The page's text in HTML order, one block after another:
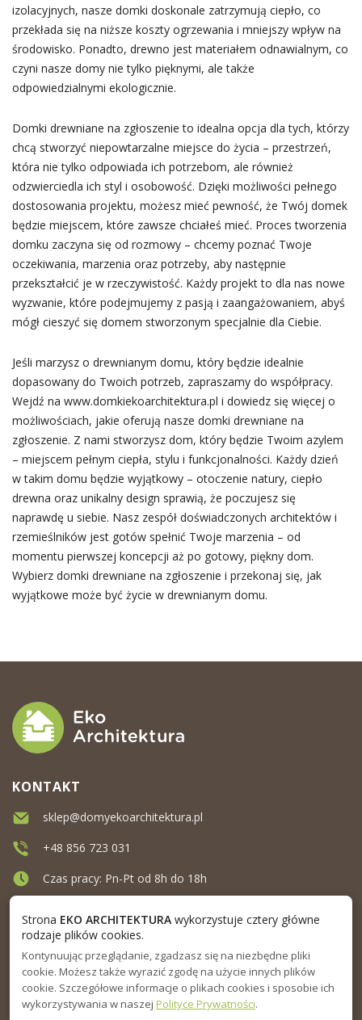
izolacyjnych, nasze domki doskonale zatrzymują ciepło, co
przekłada się na niższe koszty ogrzewania i mniejszy wpływ na
środowisko. Ponadto, drewno jest materiałem odnawialnym, co
czyni nasze domy nie tylko pięknymi, ale także
odpowiedzialnymi ekologicznie.
Domki drewniane na zgłoszenie to idealna opcja dla tych, którzy
chcą stworzyć niepowtarzalne miejsce do życia – przestrzeń,
która nie tylko odpowiada ich potrzebom, ale również
odzwierciedla ich styl i osobowość. Dzięki możliwości pełnego
dostosowania projektu, możesz mieć pewność, że Twój domek
będzie miejscem, które zawsze chciałeś mieć. Proces tworzenia
domku zaczyna się od rozmowy – chcemy poznać Twoje
oczekiwania, marzenia oraz potrzeby, aby następnie
przekształcić je w rzeczywistość. Każdy projekt to dla nas nowe
wyzwanie, które podejmujemy z pasją i zaangażowaniem, abyś
mógł cieszyć się domem stworzonym specjalnie dla Ciebie.
Jeśli marzysz o drewnianym domu, który będzie idealnie
dopasowany do Twoich potrzeb, zapraszamy do współpracy.
Wejdź na www.domkiekoarchitektura.pl i dowiedz się więcej o
możliwościach, jakie oferują nasze domki drewniane na
zgłoszenie. Z nami stworzysz dom, który będzie Twoim azylem
– miejscem pełnym ciepła, stylu i funkcjonalności. Każdy dzień
w takim domu będzie wyjątkowy – otoczenie natury, ciepło
drewna oraz unikalny design sprawią, że poczujesz się
naprawdę u siebie. Nasz zespół doświadczonych architektów i
rzemieślników jest gotów spełnić Twoje marzenia – od
momentu pierwszej koncepcji aż po gotowy, piękny dom.
Wybierz domki drewniane na zgłoszenie i przekonaj się, jak
wyjątkowe może być życie w drewnianym domu.
MENU
INFORMACJA
KONTAKT
sklep@domyekoarchitektura.pl
+48 856 723 031
Czas pracy: Pn-Pt od 8h do 18h
Strona EKO ARCHITEKTURAwykorzystuje cztery główne
rodzaje plików cookies.
Kontynuując przeglądanie, zgadzasz się na niezbędne pliki
cookie. Możesz także wyrazić zgodę na użycie innych plików
cookie. Szczegółowe informacje o plikach cookies i sposobie ich
wykorzystywania w naszej Polityce Prywatności.